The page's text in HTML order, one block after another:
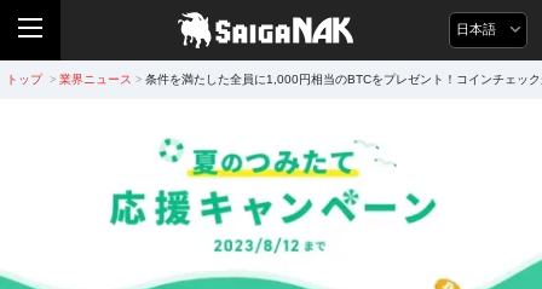
日本語
トップ > 業界ニュース > 条件を満たした全員に1,000円相当のBTCをプレゼント！コインチェッ